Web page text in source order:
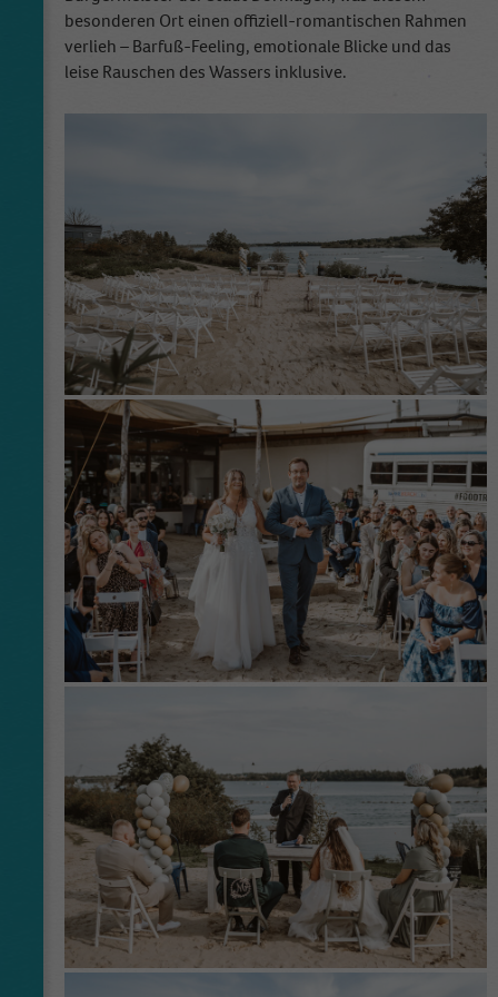
besonderen Ort einen offiziell-romantischen Rahmen
verlieh – Barfuß-Feeling, emotionale Blicke und das
leise Rauschen des Wassers inklusive.
Name
Anbieter Google Analytics
Zweck
This cookie is installed by Google Analytics.
The cookie is used to store information of
how visitors use a website and helps in
creating an analytics report of how the
website is doing. The data collected including
the number visitors, the source where they
have come from, and the pages visited in an
anonymous form.
Name _dt_gtml
Anbieter Google Tagmanager
Laufzeit 1 Day
Zweck
This cookie is installed by Google Analytics.
The cookie is used to store information of
how visitors use a website and helps in
creating an analytics report of how the
wbsite is doing. The data collected including
have come from, and the pages viisted in an
anonymous form.